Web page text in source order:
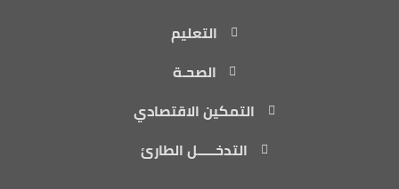
التعليم
الصحـة
التمكين الاقتصادي
التدخـــــل الطارئ